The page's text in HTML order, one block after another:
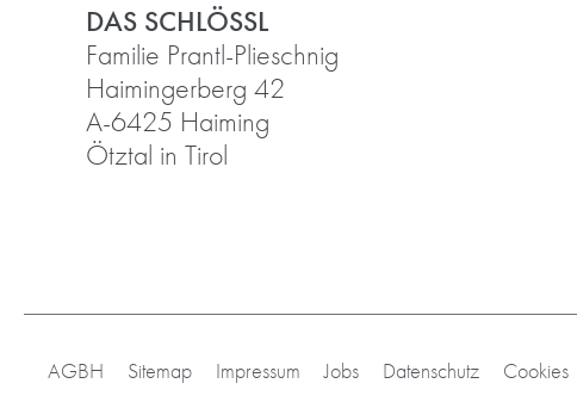
DAS SCHLÖSSL
Familie Prantl-Plieschnig
Haimingerberg 42
A-6425 Haiming
Ötztal in Tirol
AGBH Sitemap Impressum Jobs Datenschutz Cookies